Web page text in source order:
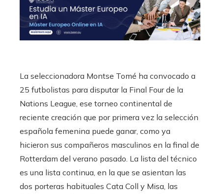
La seleccionadora Montse Tomé ha convocado a
25 futbolistas para disputar la Final Four de la
Nations League, ese torneo continental de
reciente creación que por primera vez la selección
española femenina puede ganar, como ya
hicieron sus compañeros masculinos en la final de
Rotterdam del verano pasado. La lista del técnico
es una lista continua, en la que se asientan las
dos porteras habituales Cata Coll y Misa, las